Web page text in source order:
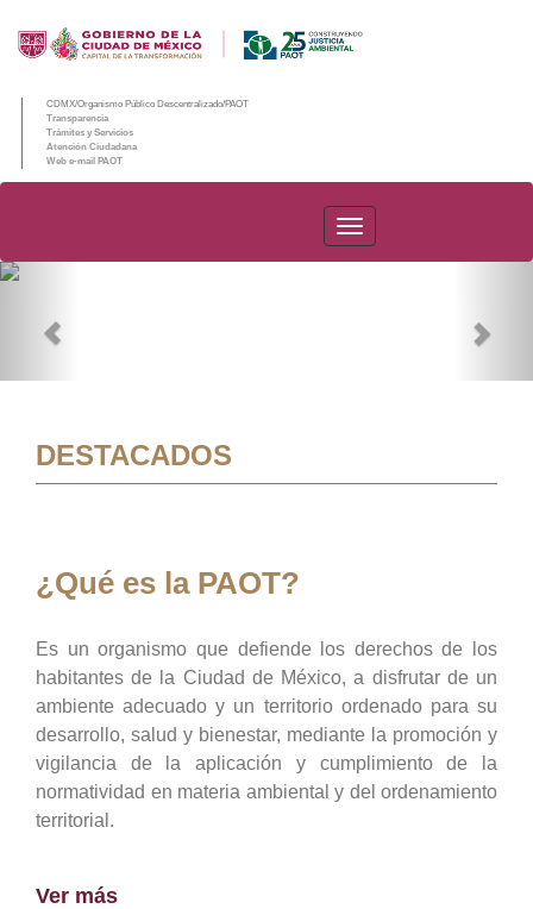
CDMX/Organismo Público Descentralizado/PAOT
Transparencia
Trámites y Servicios
Atención Ciudadana
Web e-mail PAOT
PAOT
DESTACADOS
¿Qué es la PAOT?
Es un organismo que defiende los derechos de los
habitantes de la Ciudad de México, a disfrutar de un
ambiente adecuado y un territorio ordenado para su
desarrollo, salud y bienestar, mediante la promoción y
vigilancia de la aplicación y cumplimiento de la
normatividad en materia ambiental y del ordenamiento
territorial.
Ver más